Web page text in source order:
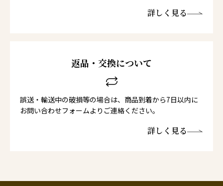
詳しく見る
返品・交換について
誤送・輸送中の破損等の場合は、商品到着から7日以内に
お問い合わせフォームよりご連絡ください。
詳しく見る